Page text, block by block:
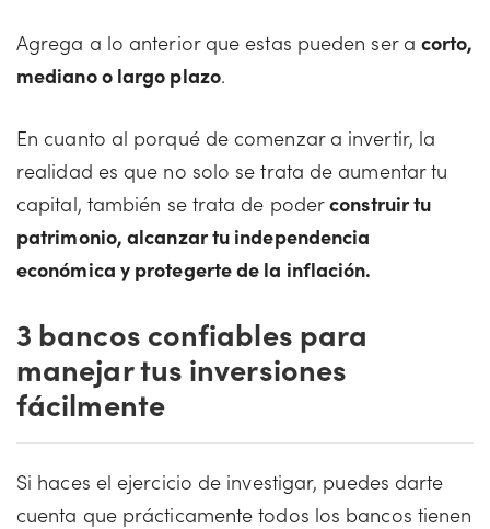
Agrega a lo anterior que estas pueden ser a corto,
mediano o largo plazo.
En cuanto al porqué de comenzar a invertir, la
realidad es que no solo se trata de aumentar tu
capital, también se trata de poderconstruir tu
patrimonio, alcanzar tu independencia
económica y protegerte de la inflación.
3 bancos confiables para
manejar tus inversiones
fácilmente
Si haces el ejercicio de investigar, puedes darte
cuenta que prácticamente todos los bancos tienen